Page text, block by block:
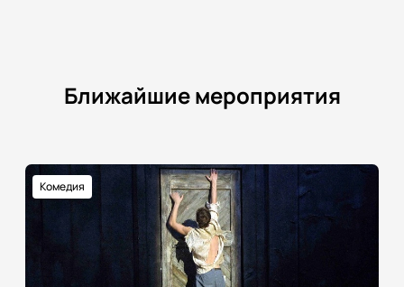
Ближайшие мероприятия
Комедия